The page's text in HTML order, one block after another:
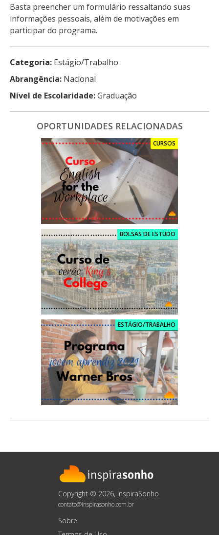
Basta preencher um formulário ressaltando suas
informações pessoais, além de motivações em
participar do programa.
Categoria: Estágio/Trabalho
Abrangência: Nacional
Nível de Escolaridade:Graduação
OPORTUNIDADES RELACIONADAS
CURSOS
BOLSAS DE ESTUDO
ESTÁGIO/TRABALHO
Copyright © 2026, InspiraSonho
contato@inspirasonho.com.br
Sobre